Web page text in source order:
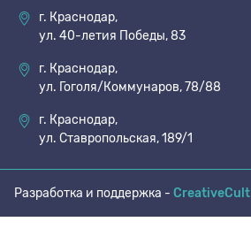
г. Краснодар,
ул. 40-летия Победы, 83
г. Краснодар,
ул. Гоголя/Коммунаров, 78/88
г. Краснодар,
ул. Ставропольская, 189/1
Разработка и поддержка - CreativeCult
Растяжитель и Очиститель
Рожки